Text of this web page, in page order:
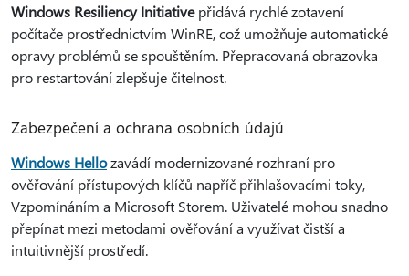
Windows Resiliency Initiativepřidává rychlé zotavení
počítače prostřednictvím WinRE, což umožňuje automatické
opravy problémů se spouštěním. Přepracovaná obrazovka
pro restartování zlepšuje čitelnost.
Zabezpečení a ochrana osobních údajů
Windows Hellozavádí modernizované rozhraní pro
ověřování přístupových klíčů napříč přihlašovacími toky,
Vzpomínáním a Microsoft Storem. Uživatelé mohou snadno
přepínat mezi metodami ověřování a využívat čistší a
intuitivnější prostředí.